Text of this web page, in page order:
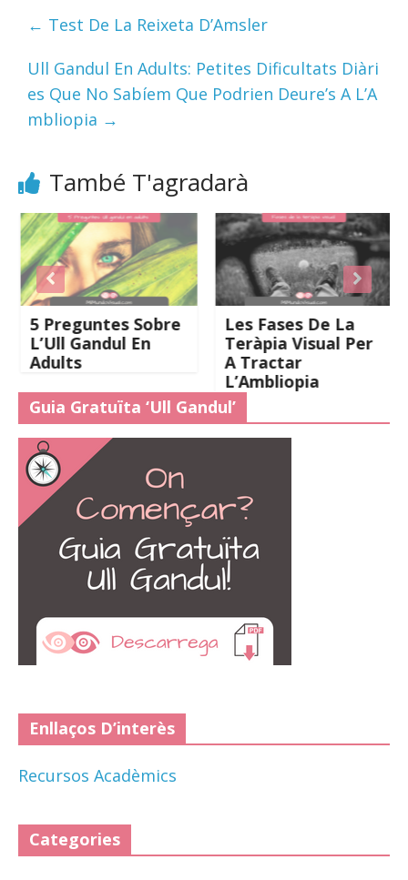
← Test De La Reixeta D’Amsler
Ull Gandul En Adults: Petites Dificultats Diàri
es Que No Sabíem Que Podrien Deure’s A L’A
mbliopia →
També T'agradarà
5 Preguntes Sobre
L’Ull Gandul En
Adults
Les Fases De La
Teràpia Visual Per
A Tractar
L’Ambliopia
Guia Gratuïta ‘Ull Gandul’
Enllaços D’interès
Recursos Acadèmics
Categories